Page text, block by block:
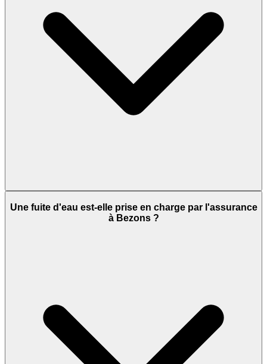
Une fuite d'eau est-elle prise en charge par l'assurance
à Bezons ?